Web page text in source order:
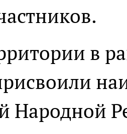
в
Народной